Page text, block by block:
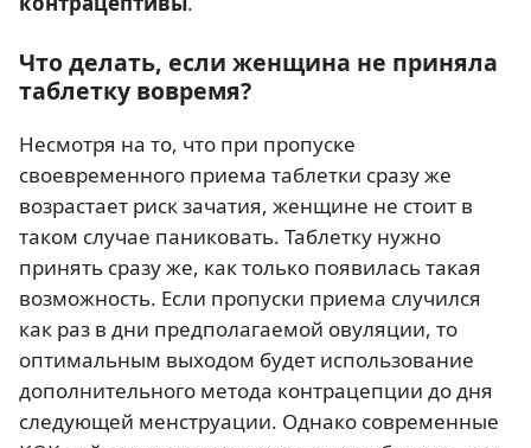
Что делать, если женщина не приняла
таблетку вовремя?
Несмотря на то, что при пропуске
своевременного приема таблетки сразу же
возрастает риск зачатия, женщине не стоит в
таком случае паниковать. Таблетку нужно
принять сразу же, как только появилась такая
возможность. Если пропуски приема случился
как раз в дни предполагаемой овуляции, то
оптимальным выходом будет использование
дополнительного метода контрацепции до дня
следующей менструации. Однако современные